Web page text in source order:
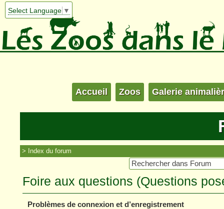
Select Language ▼
Accueil Zoos Galerie
Index du forum
Foire aux questions (Questions
Problèmes de connexion et d’enregistrement